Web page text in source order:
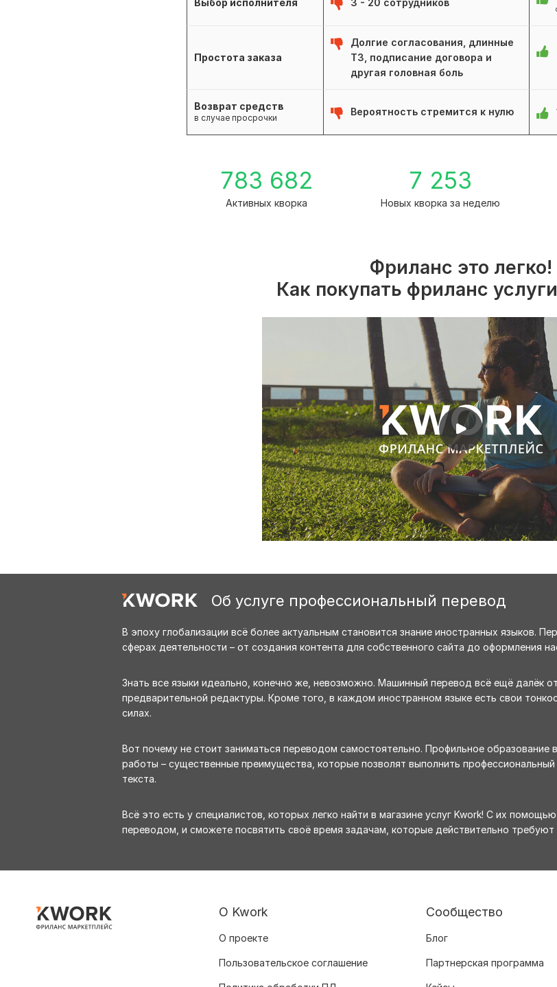
Выбор исполнителя 3 - 20 сотрудников
Простота заказа
Долгие согласования, длинные
ТЗ, подписание договора и
другая головная боль
Возврат средств
в случае просрочки
Вероятность стремится к нулю
783 682
Активных кворка
7 253
Новых кворка за неделю
Фриланс это легко!
Как покупать фриланс
Об услуге профессиональный перевод
В эпоху глобализации всё более актуальным становится знание иностранных языков.
сферах деятельности – от создания контента для собственного сайта до оформления
Знать все языки идеально, конечно же, невозможно. Машинный перевод всё ещё далёк
предварительной редактуры. Кроме того, в каждом иностранном языке есть свои
силах.
Вот почему не стоит заниматься переводом самостоятельно. Профильное образование
работы – существенные преимущества, которые позволят выполнить
текста.
Всё это есть у специалистов, которых легко найти в магазине услуг Kwork! С их
переводом, и сможете посвятить своё время задачам, которые действительно требуют
О Kwork
О проекте
Пользовательское соглашение
Сообщество
Блог
Партнерская программа